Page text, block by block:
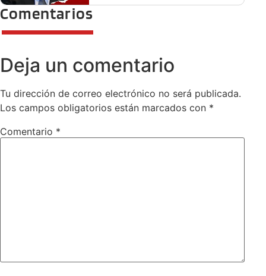
Comentarios
Deja un comentario
Tu dirección de correo electrónico no será publicada.
Los campos obligatorios están marcados con *
Comentario *